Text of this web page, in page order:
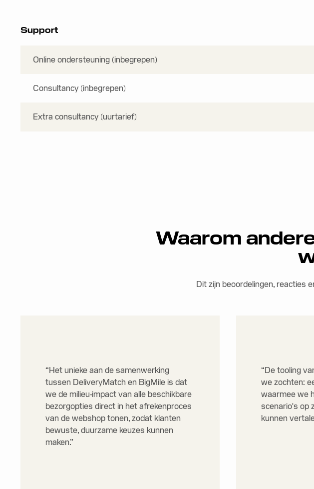
Support
Online ondersteuning (inbegrepen)
Consultancy (inbegrepen)
Extra consultancy (uurtarief)
Waarom
Dit zijn beoordelingen, reacties
“Het unieke aan de samenwerking
tussen DeliveryMatch en BigMile is dat
we de milieu-impact van alle beschikbare
bezorgopties direct in het afrekenproces
van de webshop tonen, zodat klanten
bewuste, duurzame keuzes kunnen
maken.”
“De tooling
we zochten:
waarmee we
scenario's op
kunnen